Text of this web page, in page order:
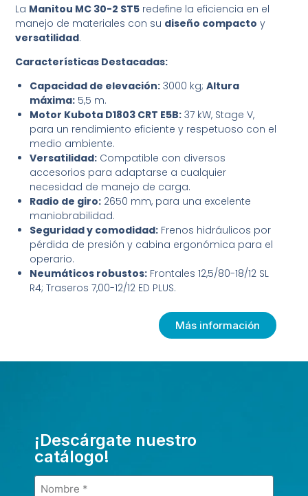
La Manitou MC 30-2 ST5 redefine la eficiencia en el
manejo de materiales con su diseño compacto y
versatilidad.
Características Destacadas:
Capacidad de elevación: 3000 kg;Altura
máxima: 5,5 m.
Motor Kubota D1803 CRT E5B: 37 kW, Stage V,
para un rendimiento eficiente y respetuoso con el
medio ambiente.
Versatilidad: Compatible con diversos
accesorios para adaptarse a cualquier
necesidad de manejo de carga.
Radio de giro: 2650 mm, para una excelente
maniobrabilidad.
Seguridad y comodidad: Frenos hidráulicos por
pérdida de presión y cabina ergonómica para el
operario.
Neumáticos robustos: Frontales 12,5/80-18/12 SL
R4; Traseros 7,00-12/12 ED PLUS.
Más información
¡Descárgate nuestro
catálogo!